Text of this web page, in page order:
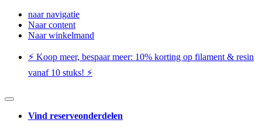
naar navigatie
Naar content
Naar winkelmand
⚡️ Koop meer, bespaar meer: ​​10% korting op filament & resin
vanaf 10 stuks! ⚡️
Vind reserveonderdelen